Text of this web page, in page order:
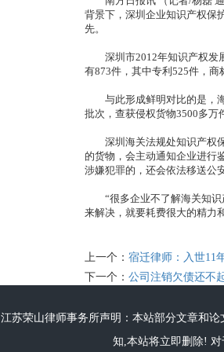
背景下，深圳企业知识产权保
先。
深圳市2012年知识产权发展
有873件，其中专利525件，
与此形成鲜明对比的是，海
批次，查获侵权货物3500多万
深圳海关法规处知识产权保
的货物，会主动通知企业进行
涉嫌犯罪的，还会依法移送公
“很多企业不了解海关知识
来解决，就要耗费很大的精力
上一个： 宿迁律师：入世11
下一个： 公司注销欠债还不
江苏荣山律师事务所声明：本站部分文章和
知,本站将立即删除! 对